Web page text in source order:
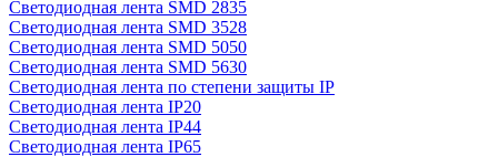
Светодиодная лента SMD 2835
Светодиодная лента SMD 3528
Светодиодная лента SMD 5050
Светодиодная лента SMD 5630
Светодиодная лента по степени защиты IP
Светодиодная лента IP20
Светодиодная лента IP44
Светодиодная лента IP65